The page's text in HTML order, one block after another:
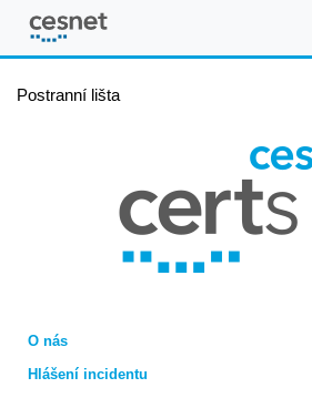
Postranní lišta
O nás
Hlášení incidentu